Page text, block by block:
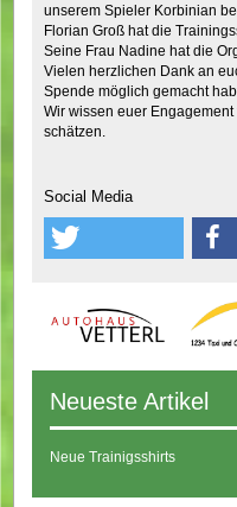
unserem Spieler Korbinian
Florian Groß hat die
Seine Frau Nadine hat die
Vielen herzlichen Dank an
Spende möglich gemacht
Wir wissen euer
schätzen.
Social Media
Neueste Artikel
Neue Trainigsshirts